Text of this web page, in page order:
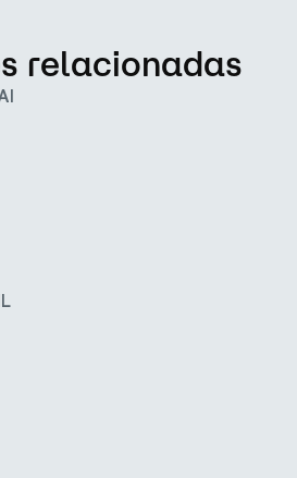
relacionadas